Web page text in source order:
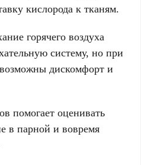
кислорода к тканям.
горячего воздуха
систему, но при
дискомфорт и
помогает оценивать
в парной и вовремя